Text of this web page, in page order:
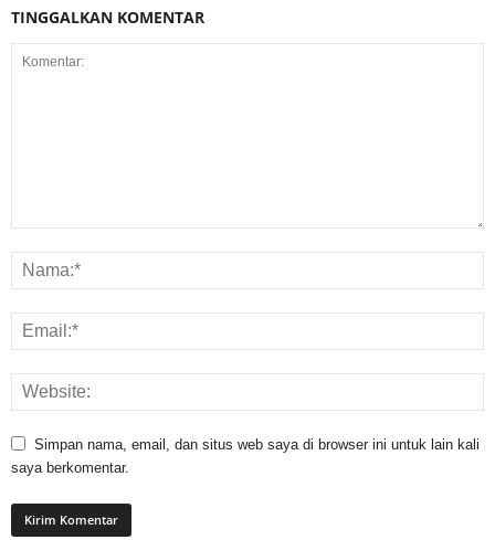
TINGGALKAN KOMENTAR
Simpan nama, email, dan situs web saya di browser ini untuk lain kali
saya berkomentar.